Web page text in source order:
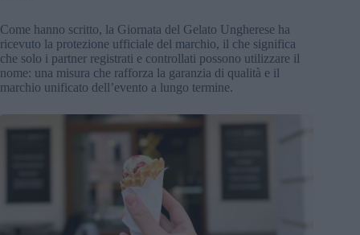
Come hanno scritto, la Giornata del Gelato Ungherese ha
ricevuto la protezione ufficiale del marchio, il che significa
che solo i partner registrati e controllati possono utilizzare il
nome: una misura che rafforza la garanzia di qualità e il
marchio unificato dell’evento a lungo termine.